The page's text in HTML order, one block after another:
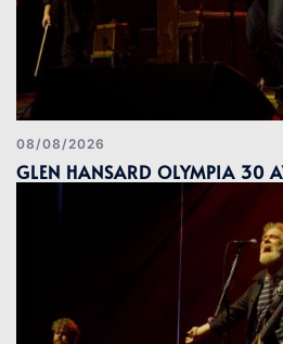
08/08/2026
GLEN HANSARD OLYMPIA 30